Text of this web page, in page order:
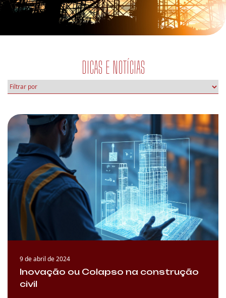
DICAS E NOTÍCIAS
9 de abril de 2024
Inovação ou Colapso na construção
civil